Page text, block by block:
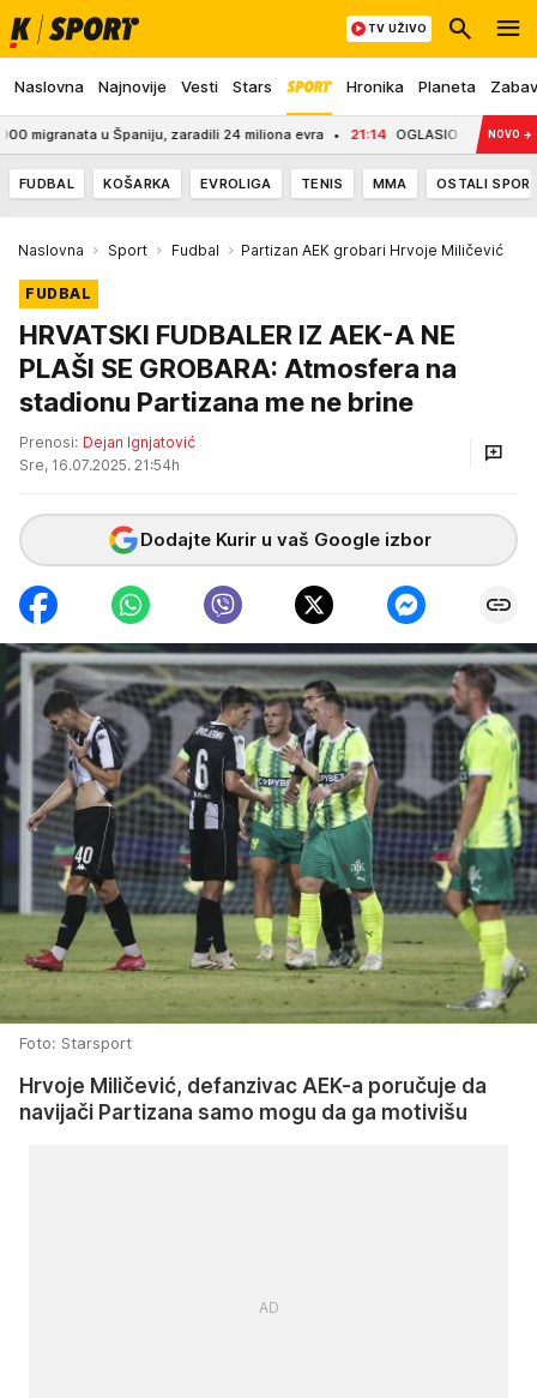
Naslovna Najnovije Vesti Stars Hronika Planeta
TV UŽIVO
u Španiju, zaradili 24 miliona evra 21:14 OGLASIO SE ZELENSKI IZ
NOVO →
FUDBAL KOŠARKA EVROLIGA TENIS MMA OSTALI
Naslovna Sport Fudbal Partizan AEK grobari Hrvoje Miličević
FUDBAL
HRVATSKI FUDBALER IZ AEK-A NE
PLAŠI SE GROBARA: Atmosfera na
stadionu Partizana me ne brine
Prenosi: Dejan Ignjatović
Sre, 16.07.2025. 21:54h
Dodajte Kurir u vaš Google izbor
Foto: Starsport
Hrvoje Miličević, defanzivac AEK-a poručuje da
navijači Partizana samo mogu da ga motivišu